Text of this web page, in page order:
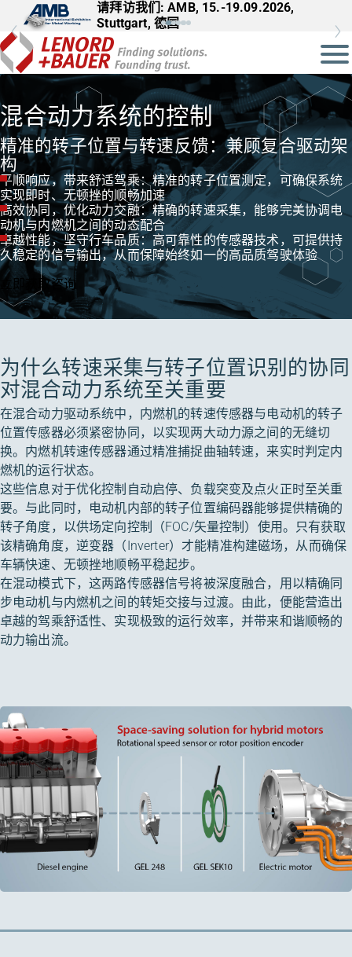
请拜访我们: AMB, 15.-19.09.2026,
Stuttgart, 德国
请拜访我们: InnoTrans, 22.-25.09.2026,
Berlin, 德国
混合动力系统的控制
精准的转子位置与转速反馈：兼顾复合驱动架
构
平顺响应，带来舒适驾乘：精准的转子位置测定，可确保系统
实现即时、无顿挫的顺畅加速
高效协同，优化动力交融：精确的转速采集，能够完美协调电
动机与内燃机之间的动态配合
卓越性能，坚守行车品质：高可靠性的传感器技术，可提供持
久稳定的信号输出，从而保障始终如一的高品质驾驶体验
立即获取咨询
为什么转速采集与转子位置识别的协同
对混合动力系统至关重要
在混合动力驱动系统中，内燃机的转速传感器与电动机的转子
位置传感器必须紧密协同，以实现两大动力源之间的无缝切
换。内燃机转速传感器通过精准捕捉曲轴转速，来实时判定内
燃机的运行状态。
这些信息对于优化控制自动启停、负载突变及点火正时至关重
要。与此同时，电动机内部的转子位置编码器能够提供精确的
转子角度，以供场定向控制（FOC/矢量控制）使用。只有获取
该精确角度，逆变器（Inverter）才能精准构建磁场，从而确保
车辆快速、无顿挫地顺畅平稳起步。
在混动模式下，这两路传感器信号将被深度融合，用以精确同
步电动机与内燃机之间的转矩交接与过渡。由此，便能营造出
卓越的驾乘舒适性、实现极致的运行效率，并带来和谐顺畅的
动力输出流。